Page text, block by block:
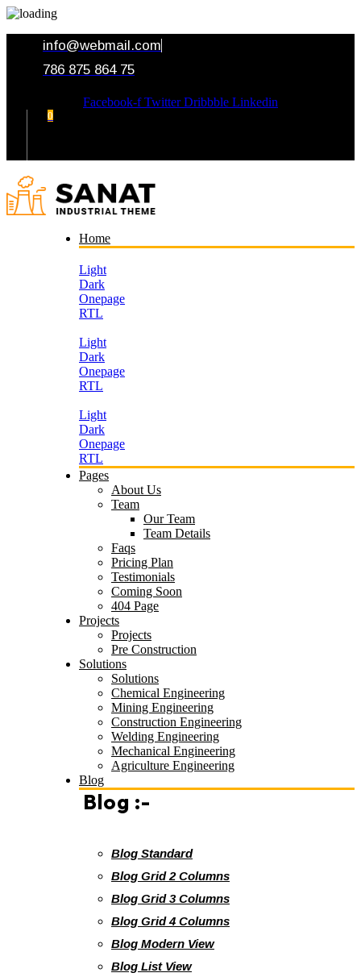
info@webmail.com
786 875 864 75
Facebook-f Twitter Dribbble Linkedin
0
Home
Light
Dark
Onepage
RTL
Light
Dark
Onepage
RTL
Light
Dark
Onepage
RTL
Pages
About Us
Team
Our Team
Team Details
Faqs
Pricing Plan
Testimonials
Coming Soon
404 Page
Projects
Projects
Pre Construction
Solutions
Solutions
Chemical Engineering
Mining Engineering
Construction Engineering
Welding Engineering
Mechanical Engineering
Agriculture Engineering
Blog
Blog :-
Blog Standard
Blog Grid 2 Columns
Blog Grid 3 Columns
Blog Grid 4 Columns
Blog Modern View
Blog List View